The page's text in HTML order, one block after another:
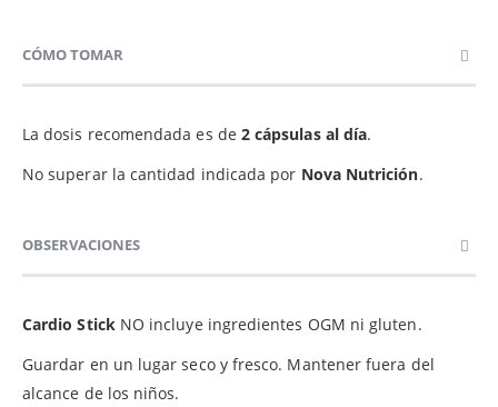
CÓMO TOMAR
La dosis recomendada es de 2 cápsulas al día.
No superar la cantidad indicada por Nova Nutrición.
OBSERVACIONES
Cardio StickNO incluye ingredientes OGM ni gluten.
Guardar en un lugar seco y fresco. Mantener fuera del
alcance de los niños.